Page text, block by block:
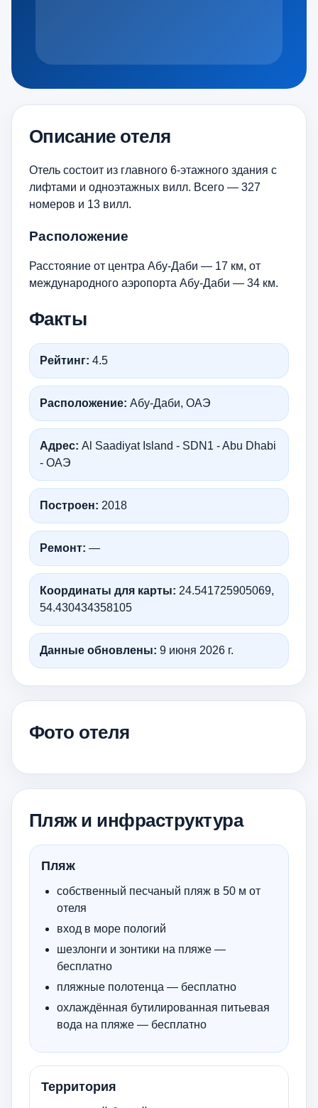
Описание отеля
Отель состоит из главного 6-этажного здания c
лифтами и одноэтажных вилл. Всего — 327
номеров и 13 вилл.
Расположение
Расстояние от центра Абу-Даби — 17 км, от
международного аэропорта Абу-Даби — 34 км.
Факты
Рейтинг: 4.5
Расположение: Абу-Даби, ОАЭ
Адрес: Al Saadiyat Island - SDN1 - Abu Dhabi
- ОАЭ
Построен: 2018
Ремонт: —
Координаты для карты: 24.541725905069,
54.430434358105
Данные обновлены: 9 июня 2026 г.
Фото отеля
Пляж и инфраструктура
Пляж
собственный песчаный пляж в 50 м от
отеля
вход в море пологий
шезлонги и зонтики на пляже —
бесплатно
пляжные полотенца — бесплатно
охлаждённая бутилированная питьевая
вода на пляже — бесплатно
Территория